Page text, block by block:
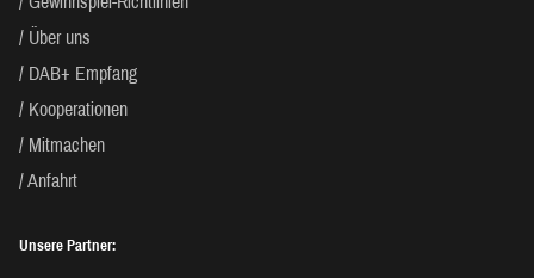
Über uns
DAB+ Empfang
Kooperationen
Mitmachen
Anfahrt
Unsere Partner: